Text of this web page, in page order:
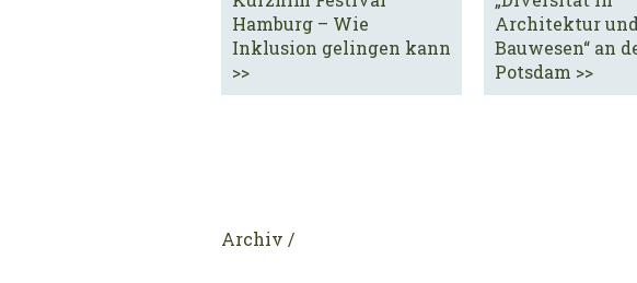
Hamburg – Wie
Inklusion gelingen kann
>>
Architektur
Bauwesen“ an
Potsdam >>
Archiv /